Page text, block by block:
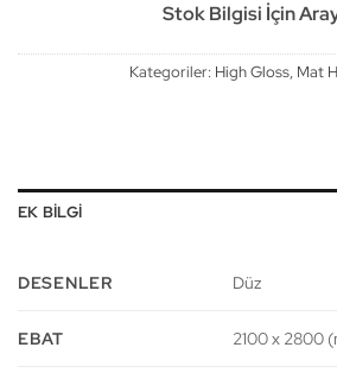
Stok Bilgisi İçin
Kategoriler: High Gloss, Mat
EK BILGI
DESENLER Düz
EBAT 2100 x 2800